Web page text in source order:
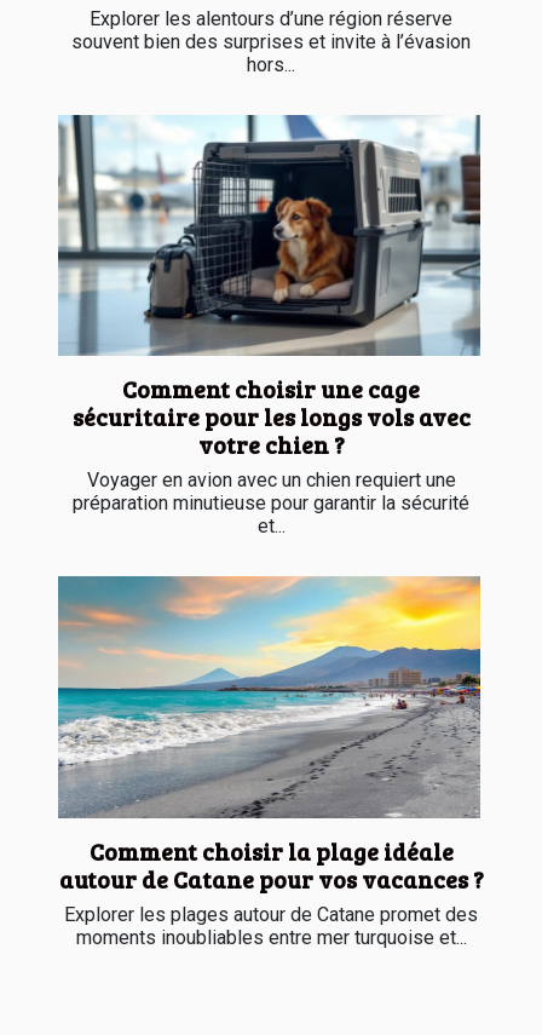
Explorer les alentours d’une région réserve
souvent bien des surprises et invite à l’évasion
hors...
Comment choisir une cage
sécuritaire pour les longs vols avec
votre chien ?
Voyager en avion avec un chien requiert une
préparation minutieuse pour garantir la sécurité
et...
Comment choisir la plage idéale
autour de Catane pour vos vacances ?
Explorer les plages autour de Catane promet des
moments inoubliables entre mer turquoise et...